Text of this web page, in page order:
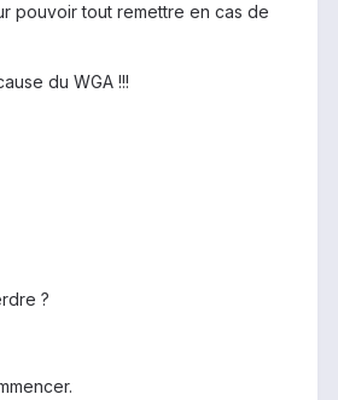
pouvoir tout remettre en cas de
du WGA !!!
?